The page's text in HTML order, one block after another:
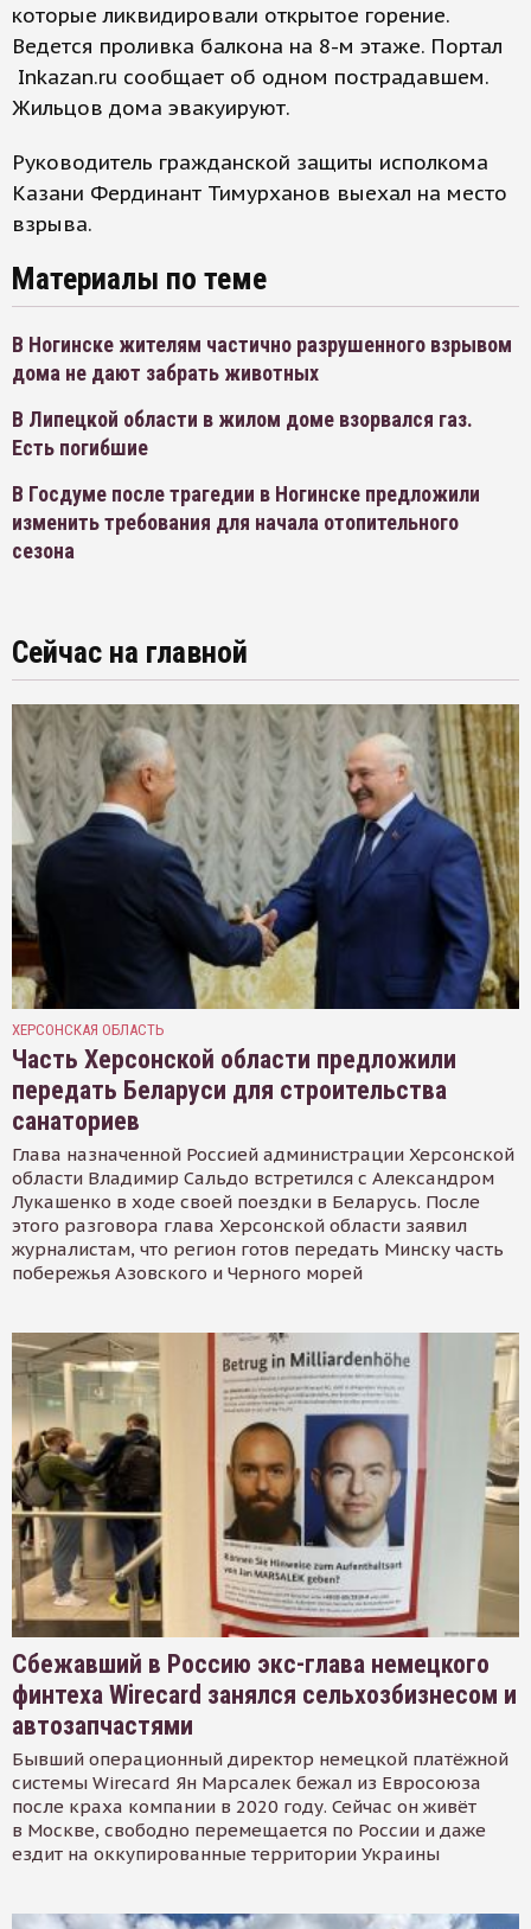
которые ликвидировали открытое горение.
Ведется проливка балкона на 8-м этаже. Портал
Inkazan.ru сообщает об одном пострадавшем.
Жильцов дома эвакуируют.
Руководитель гражданской защиты исполкома
Казани Фердинант Тимурханов выехал на место
взрыва.
Материалы по теме
В Ногинске жителям частично разрушенного взрывом
дома не дают забрать животных
В Липецкой области в жилом доме взорвался газ.
Есть погибшие
В Госдуме после трагедии в Ногинске предложили
изменить требования для начала отопительного
сезона
Сейчас на главной
ХЕРСОНСКАЯ ОБЛАСТЬ
Часть Херсонской области предложили
передать Беларуси для строительства
санаториев
Глава назначенной Россией администрации Херсонской
области Владимир Сальдо встретился с Александром
Лукашенко в ходе своей поездки в Беларусь. После
этого разговора глава Херсонской области заявил
журналистам, что регион готов передать Минску часть
побережья Азовского и Черного морей
Сбежавший в Россию экс-глава немецкого
финтеха Wirecard занялся сельхозбизнесом и
автозапчастями
Бывший операционный директор немецкой платёжной
системы Wirecard Ян Марсалек бежал из Евросоюза
после краха компании в 2020 году. Сейчас он живёт
в Москве, свободно перемещается по России и даже
ездит на оккупированные территории Украины